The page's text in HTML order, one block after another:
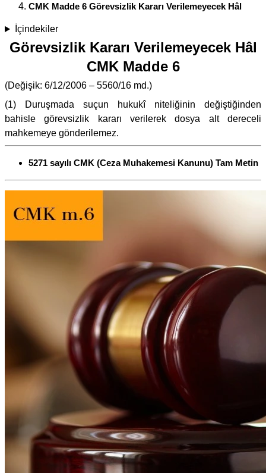
CMK Madde 6 Görevsizlik Kararı Verilemeyecek Hâl
İçindekiler
Görevsizlik Kararı Verilemeyecek Hâl
CMK Madde 6
(Değişik: 6/12/2006 – 5560/16 md.)
(1) Duruşmada suçun hukukî niteliğinin değiştiğinden
bahisle görevsizlik kararı verilerek dosya alt dereceli
mahkemeye gönderilemez.
5271 sayılı CMK (Ceza Muhakemesi Kanunu) Tam Metin